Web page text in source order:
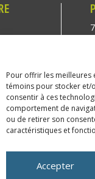
Pour offrir les meilleures
témoins pour stocker et/
consentir à ces
comportement de
ou de retirer son
caractéristiques et
Accepter